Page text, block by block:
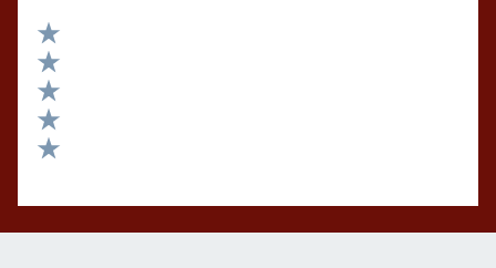
Valuta 5 stelle su 5
Valuta 4 stelle su 5
Valuta 3 stelle su 5
Valuta 2 stelle su 5